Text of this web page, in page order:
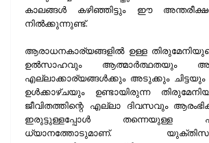
കാലങ്ങള്‍ കഴിഞ്ഞിട്ടും ഈ
നില്‍ക്കുന്നുണ്ട്.
ആരാധനകാര്യങ്ങളില്‍ ഉള്ള
ഉല്‍സാഹവും ആത്മാര്‍ത്ഥതയും
എല്ലാക്കാര്യങ്ങള്‍ക്കും അടുക്കും
ഉള്‍ക്കാഴ്ചയും ഉണ്ടായിരുന്ന
ജീവിതത്തിന്റെ എല്ലാ ദിവസവും
ഇരുട്ടുള്ളപ്പോള്‍ തന്നെയുള്ള
ധ്യാനത്തോടുമാണ്.